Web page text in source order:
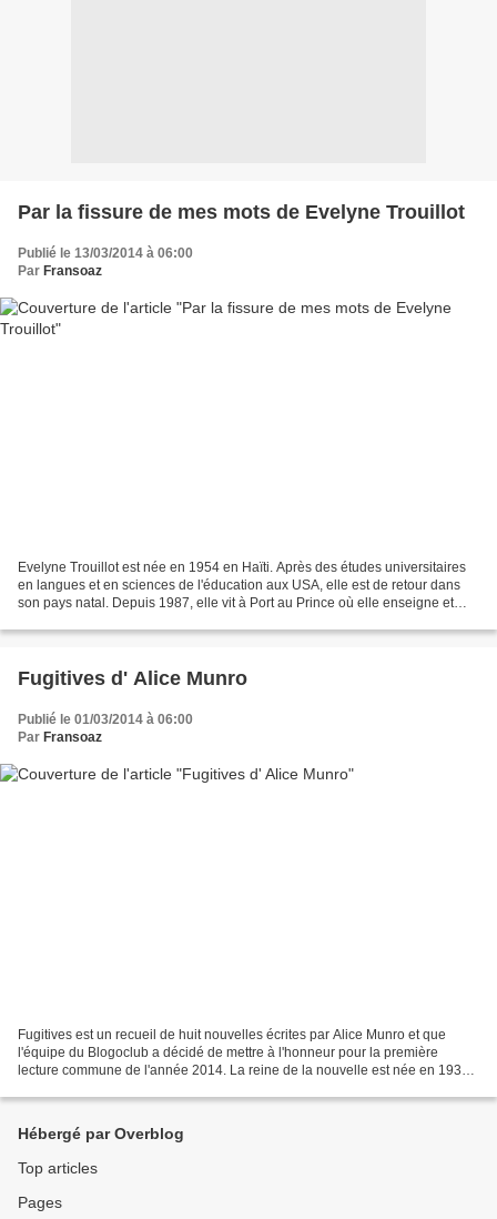
Par la fissure de mes mots de Evelyne Trouillot
Publié le 13/03/2014 à 06:00
Par Fransoaz
Evelyne Trouillot est née en 1954 en Haïti. Après des études universitaires
en langues et en sciences de l'éducation aux USA, elle est de retour dans
son pays natal. Depuis 1987, elle vit à Port au Prince où elle enseigne et
Fugitives d' Alice Munro
Publié le 01/03/2014 à 06:00
Par Fransoaz
Fugitives est un recueil de huit nouvelles écrites par Alice Munro et que
l'équipe du Blogoclub a décidé de mettre à l'honneur pour la première
lecture commune de l'année 2014. La reine de la nouvelle est née en 1931
Hébergé par Overblog
Top articles
Pages